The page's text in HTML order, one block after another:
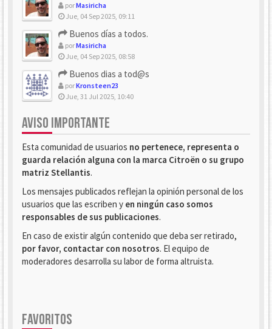
porMasiricha
Jue, 04 Sep 2025, 09:11
Buenos días a todos.
porMasiricha
Jue, 04 Sep 2025, 08:58
Buenos dias a tod@s
porKronsteen23
Jue, 31 Jul 2025, 10:40
AVISO IMPORTANTE
Esta comunidad de usuarios no pertenece, representa o
guarda relación alguna con la marca Citroën o su grupo
matriz Stellantis.
Los mensajes publicados reflejan la opinión personal de los
usuarios que las escriben y en ningún caso somos
responsables de sus publicaciones.
En caso de existir algún contenido que deba ser retirado,
por favor, contactar con nosotros. El equipo de
moderadores desarrolla su labor de forma altruista.
FAVORITOS